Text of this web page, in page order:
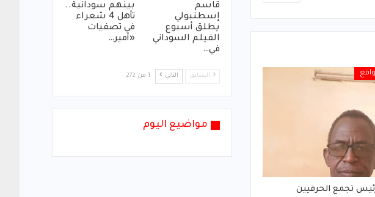
تجمع الحرفيين
قاسم
إسطنبولي
يطلق أسبوع
الفيلم السوداني
في…
بينهم سودانية..
تأهل 4 شعراء
في تصفيات
«أمير…
السابق التالي 1 من 272
مواضيع اليوم